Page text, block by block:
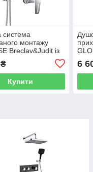
система
монтажу
Breclav&Judit із
Купити
6